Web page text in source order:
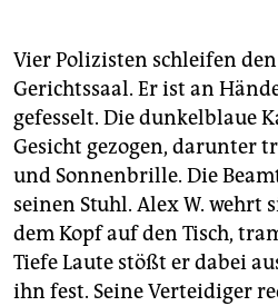
abo
genossenschaft
epaper login
Vier Polizisten schleifen
Gerichtssaal. Er ist an
gefesselt. Die dunkelblaue
Gesicht gezogen, darunter
und Sonnenbrille. Die
seinen Stuhl. Alex W. wehrt
dem Kopf auf den Tisch,
Tiefe Laute stößt er dabei
ihn fest. Seine Verteidiger